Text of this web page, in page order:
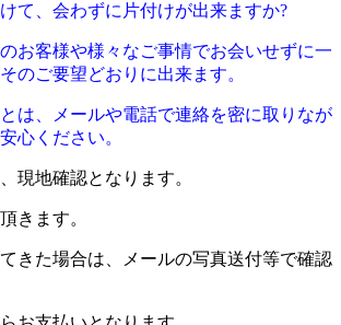
て、会わずに片付けが出来ますか?
お客様や様々なご事情でお会いせずに一
のご要望どおりに出来ます。
は、メールや電話で連絡を密に取りなが
心ください。
現地確認となります。
きます。
きた場合は、メールの写真送付等で確認